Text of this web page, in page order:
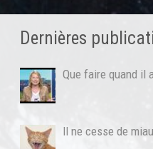
Dernières
Que faire quand il
Il ne cesse de